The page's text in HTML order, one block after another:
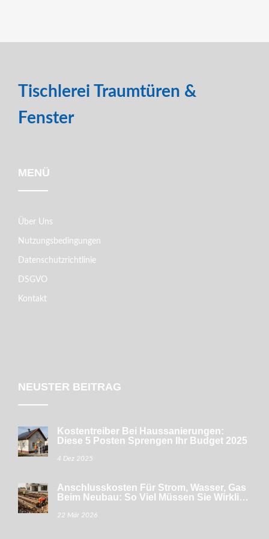
Tischlerei Traumtüren &
Fenster
MENÜ
Über Uns
Nutzungsbedingungen
Datenschutzrichtlinie
DSGVO
Kontakt
NEUSTER BEITRAG
Kostentreiber Bei Haussanierungen:
Diese 5 Posten Sprengen Ihr Budget 2025
4 Dez 2025
Anschlusskosten Für Strom, Wasser, Gas
Beim Neubau: So Viel Müssen Sie Wirklich
22 Mär 2026